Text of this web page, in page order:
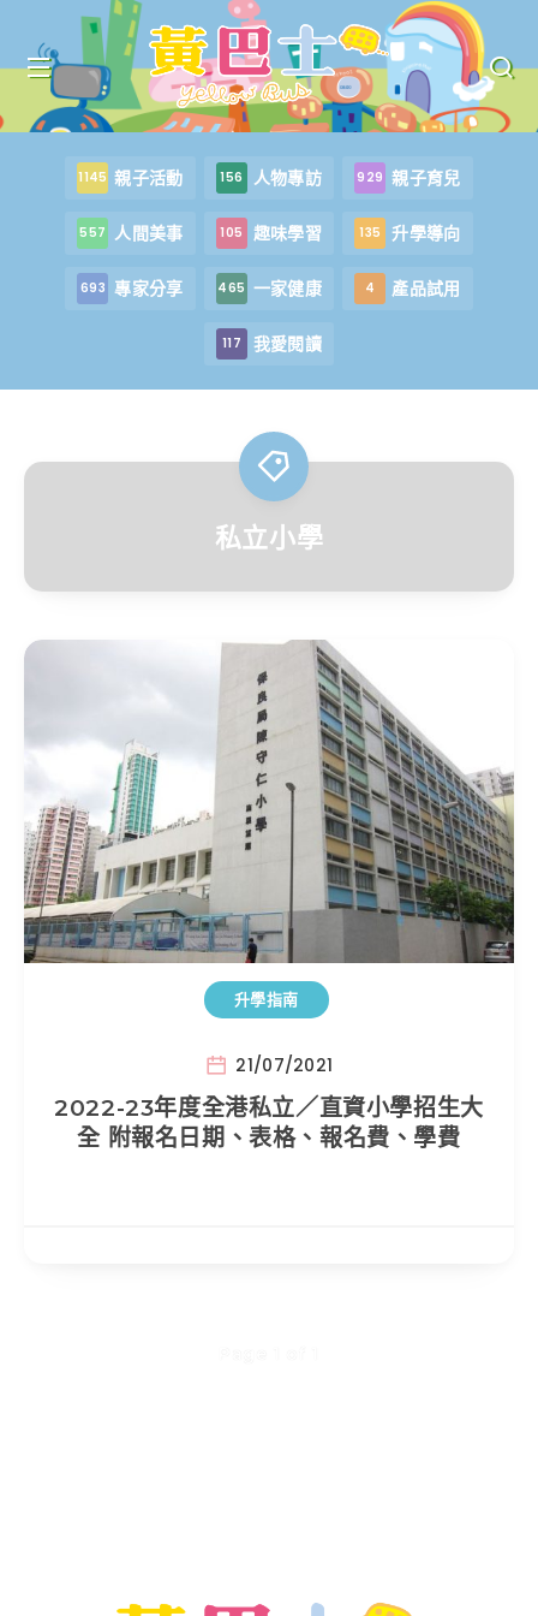
1145 親子活動 156 人物專訪 929 親子育兒
557 人間美事 105 趣味學習 135 升學導向
693 專家分享 465 一家健康 4 產品試用
117 我愛閱讀
私立小學
升學指南
21/07/2021
2022-23年度全港私立／直資小學招生大
全 附報名日期、表格、報名費、學費